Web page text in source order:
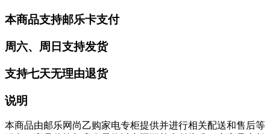
本商品支持邮乐卡支付
周六、周日支持发货
支持七天无理由退货
说明
本商品由邮乐网尚乙购家电专柜提供并进行相关配送和售后等